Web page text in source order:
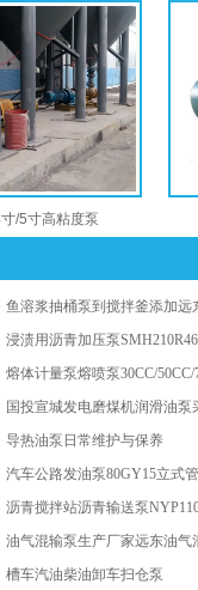
/5寸高粘度泵
鱼溶浆抽桶泵到搅拌釜添加远
浸渍用沥青加压泵
熔体计量泵熔喷泵30CC/50CC/
供应配套
国投宣城发电磨煤机润滑油泵
螺杆泵
导热油泵日常维护与保养
汽车公路发油泵80GY15立式
油泵25台全部调试成功
沥青搅拌站沥青输送泵
6减速机
油气混输泵生产厂家远东油气
槽车汽油柴油卸车扫仓泵